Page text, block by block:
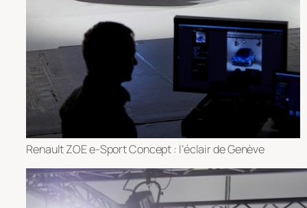
Renault ZOE e-Sport Concept : l’éclair de Genève